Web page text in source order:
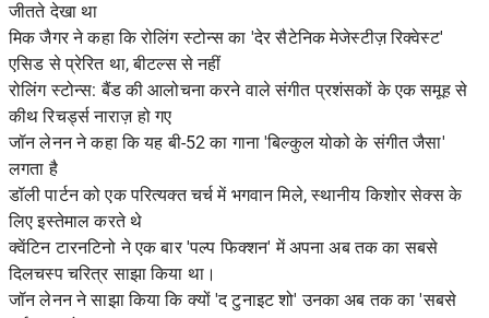
जीतते देखा था
मिक जैगर ने कहा कि रोलिंग स्टोन्स का 'देर सैटेनिक मेजेस्टीज़ रिक्वेस्ट'
एसिड से प्रेरित था, बीटल्स से नहीं
रोलिंग स्टोन्स: बैंड की आलोचना करने वाले संगीत प्रशंसकों के एक समूह से
कीथ रिचर्ड्स नाराज़ हो गए
जॉन लेनन ने कहा कि यह बी-52 का गाना 'बिल्कुल योको के संगीत जैसा'
लगता है
डॉली पार्टन को एक परित्यक्त चर्च में भगवान मिले, स्थानीय किशोर सेक्स के
लिए इस्तेमाल करते थे
क्वेंटिन टारनटिनो ने एक बार 'पल्प फिक्शन' में अपना अब तक का सबसे
दिलचस्प चरित्र साझा किया था।
जॉन लेनन ने साझा किया कि क्यों 'द टुनाइट शो' उनका अब तक का 'सबसे